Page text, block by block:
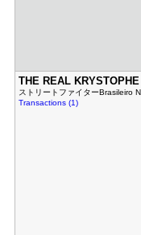
THE REAL K​RYSTOPHE
ストリートファイターBrasileiro
Transactions (1)